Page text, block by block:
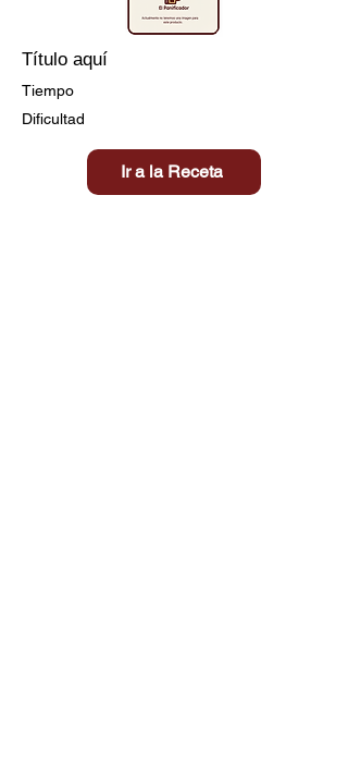
Título aquí
Tiempo
Dificultad
Ir a la Receta